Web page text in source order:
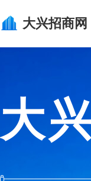
大兴招商网
大